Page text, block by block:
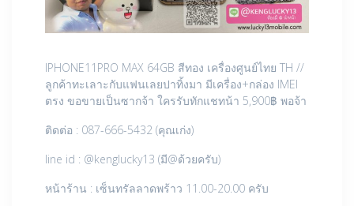
IPHONE11PRO MAX 64GB สีทอง เครื่องศูนย์ไทย TH //
ลูกค้าทะเลาะกับแฟนเลยปาทิ้งมา มีเครื่อง+กล่อง IMEI
ตรง ขอขายเป็นซากจ้า ใครรับทักแชทน้า 5,900฿ พอจ้า
ติดต่อ : 087-666-5432 (คุณเก่ง)
line id : @kenglucky13 (มี@ด้วยครับ)
หน้าร้าน : เซ็นทรัลลาดพร้าว 11.00-20.00 ครับ